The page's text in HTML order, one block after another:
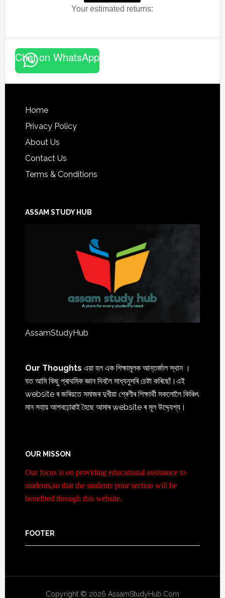
Your estimated returns:
Chat on WhatsApp
Footer
Home
Privacy Policy
About Us
Contact Us
Terms & Conditions
ASSAM STUDY HUB
AssamStudyHub
Our Thoughts এয়া হল এক শিক্ষামূলক আন্তৰ্জাল স্থান ।
যত আমি কিছু প্ৰাথমিক জ্ঞান দিবলৈ সাধ্যনুসৰি চেষ্টা কৰিছোঁ।এই
website ৰ জৰিয়তে সমাজৰ দুখীয়া শ্ৰেণীৰ শিক্ষাৰ্থী সকলোলৈ কিঞ্চিৎ
মান সহায় আগবঢ়োৱাই হৈছে আমাৰ website ৰ মূল উদ্দ্যেশ্য।
OUR MISSON
Our focus is on providing educational assistance to
students,so that the students poor section will be
benefited through this website.
FOOTER
Copyright © 2026 AssamStudyHub.Com